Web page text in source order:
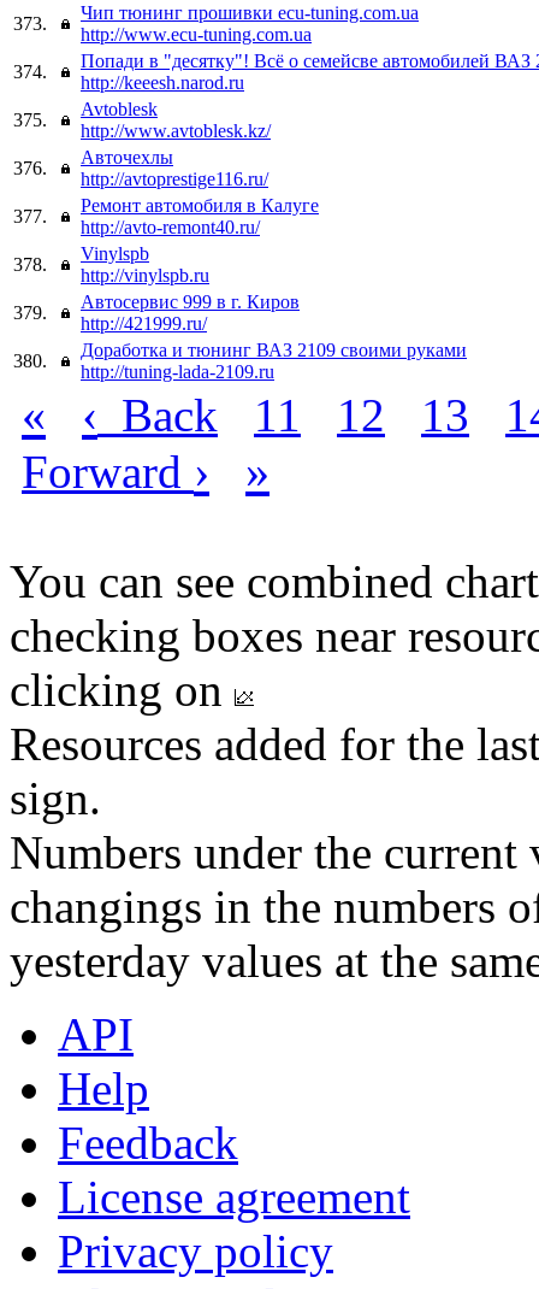
373.
Чип тюнинг прошивки ecu-tuning.com.ua
http://www.ecu-tuning.com.ua
374.
Попади в "десятку"! Всё о семейсве автомобилей ВАЗ
http://keeesh.narod.ru
375.
Avtoblesk
http://www.avtoblesk.kz/
376.
Авточехлы
http://avtoprestige116.ru/
377.
Ремонт автомобиля в Калуге
http://avto-remont40.ru/
378.
Vinylspb
http://vinylspb.ru
379.
Автосервис 999 в г. Киров
http://421999.ru/
380.
Доработка и тюнинг ВАЗ 2109 своими руками
http://tuning-lada-2109.ru
« ‹ Back 11 12 13
Forward › »
You can see combined
checking boxes near
clicking on
Resources added for the
sign.
Numbers under the
changings in the numbers
yesterday values at the
API
Help
Feedback
License agreement
Privacy policy